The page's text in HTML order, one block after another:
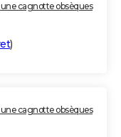
cagnotte obsèques
)
cagnotte obsèques